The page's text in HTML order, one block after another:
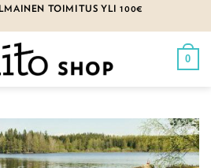
TOIMITUS YLI 100€
0